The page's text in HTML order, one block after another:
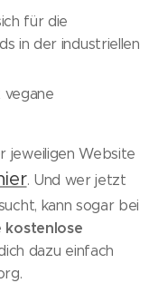
für die
in der industriellen
jeweiligen Website
. Und wer jetzt
kann sogar bei
kostenlose
dazu einfach